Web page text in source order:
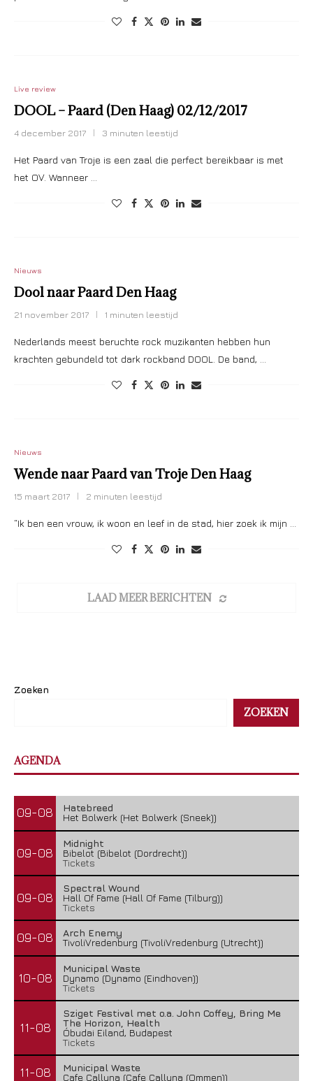
Live review
DOOL – Paard (Den Haag) 02/12/2017
4 december 2017 3 minuten leestijd
Het Paard van Troje is een zaal die perfect bereikbaar is met
het OV. Wanneer …
Nieuws
Dool naar Paard Den Haag
21 november 2017 1 minuten leestijd
Nederlands meest beruchte rock muzikanten hebben hun
krachten gebundeld tot dark rockband DOOL. De band, …
Nieuws
Wende naar Paard van Troje Den Haag
15 maart 2017 2 minuten leestijd
“Ik ben een vrouw, ik woon en leef in de stad, hier zoek ik mijn …
LAAD MEER BERICHTEN
Zoeken
ZOEKEN
AGENDA
09-08
Hatebreed
Het Bolwerk (Het Bolwerk (Sneek))
09-08
Midnight
Bibelot (Bibelot (Dordrecht))
Tickets
09-08
Spectral Wound
Hall Of Fame (Hall Of Fame (Tilburg))
Tickets
09-08
Arch Enemy
TivoliVredenburg (TivoliVredenburg (Utrecht))
10-08
Municipal Waste
Dynamo (Dynamo (Eindhoven))
Tickets
11-08
Sziget Festival met o.a. John Coffey, Bring Me
The Horizon, Health
Óbudai Eiland, Budapest
Tickets
11-08
Municipal Waste
Cafe Calluna (Cafe Calluna (Ommen))